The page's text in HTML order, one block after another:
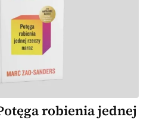
robienia jednej